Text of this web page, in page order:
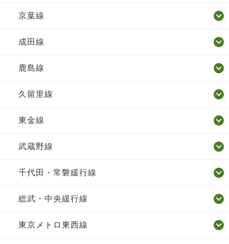
京葉線
成田線
鹿島線
久留里線
東金線
武蔵野線
千代田・常磐緩行線
総武・中央緩行線
東京メトロ東西線